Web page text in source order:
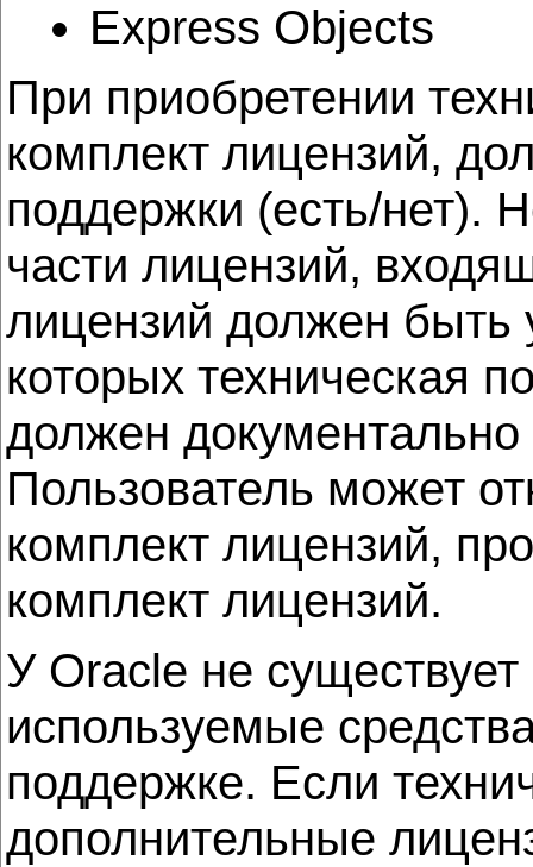
Express Objects
При приобретении
комплект лицензий,
поддержки (есть/нет).
части лицензий,
лицензий должен быть
которых техническая
должен документально
Пользователь может
комплект лицензий,
комплект лицензий.
У Oracle не
используемые
поддержке. Если
дополнительные